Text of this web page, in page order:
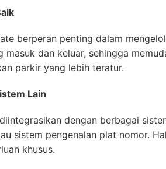
berperan penting dalam
masuk dan keluar, sehingga
parkir yang lebih teratur.
Lain
dengan berbagai
sistem pengenalan plat nomor.
khusus.